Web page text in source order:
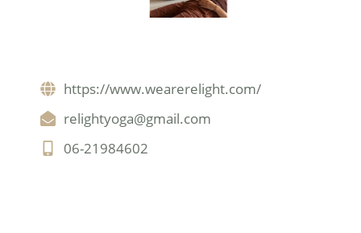
https://www.wearerelight.com/
relightyoga@gmail.com
06-21984602